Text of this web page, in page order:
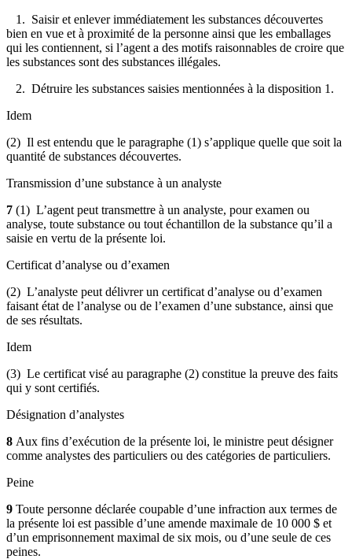
1. Saisir et enlever immédiatement les substances découvertes
bien en vue et à proximité de la personne ainsi que les emballages
qui les contiennent, si l’agent a des motifs raisonnables de croire que
les substances sont des substances illégales.
2. Détruire les substances saisies mentionnées à la disposition 1.
Idem
(2) Il est entendu que le paragraphe (1) s’applique quelle que soit la
quantité de substances découvertes.
Transmission d’une substance à un analyste
7 (1) L’agent peut transmettre à un analyste, pour examen ou
analyse, toute substance ou tout échantillon de la substance qu’il a
saisie en vertu de la présente loi.
Certificat d’analyse ou d’examen
(2) L’analyste peut délivrer un certificat d’analyse ou d’examen
faisant état de l’analyse ou de l’examen d’une substance, ainsi que
de ses résultats.
Idem
(3) Le certificat visé au paragraphe (2) constitue la preuve des faits
qui y sont certifiés.
Désignation d’analystes
8 Aux fins d’exécution de la présente loi, le ministre peut désigner
comme analystes des particuliers ou des catégories de particuliers.
Peine
9 Toute personne déclarée coupable d’une infraction aux termes de
la présente loi est passible d’une amende maximale de 10 000 $ et
d’un emprisonnement maximal de six mois, ou d’une seule de ces
peines.